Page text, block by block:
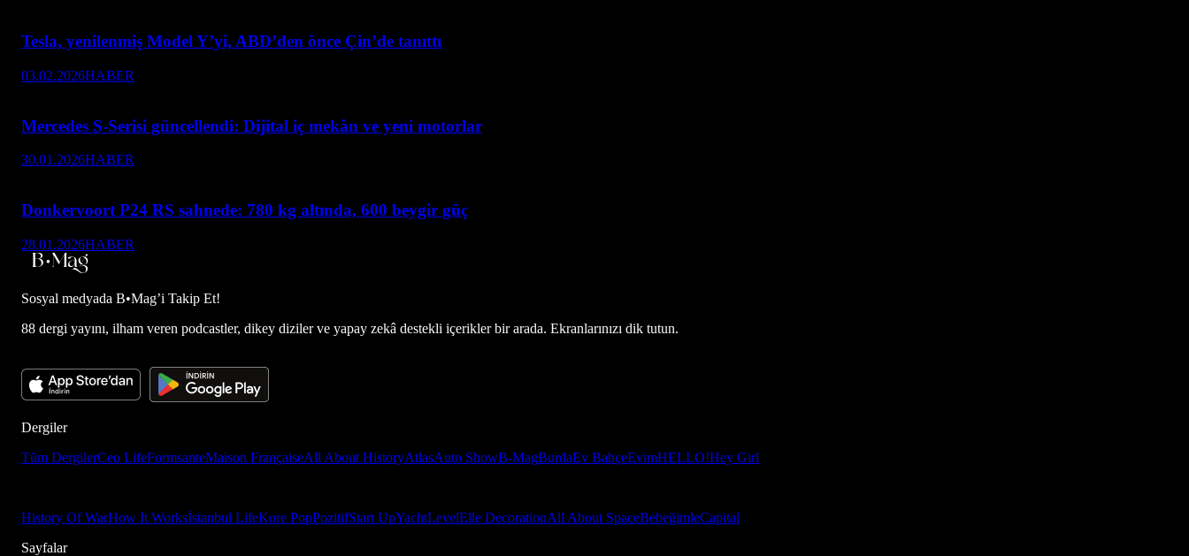
Tesla, yenilenmiş Model Y’yi, ABD’den önce Çin’de tanıttı
03.02.2026HABER
Mercedes S-Serisi güncellendi: Dijital iç mekân ve yeni motorlar
30.01.2026HABER
Donkervoort P24 RS sahnede: 780 kg altında, 600 beygir güç
28.01.2026HABER
Sosyal medyada B•Mag’i Takip Et!
88 dergi yayını, ilham veren podcastler, dikey diziler ve yapay zekâ destekli içerikler bir arada. Ekranlarınızı dik tutun.
Dergiler
Tüm DergilerCeo LifeFormsanteMaison FrançaiseAll About HistoryAtlasAuto ShowB-MagBurdaEv BahçeEvimHELLO!Hey Girl
History Of WarHow It Worksİstanbul LifeKore PopPozitifStart UpYachtLevelElle DecorationAll About SpaceBebeğimleCapital
Sayfalar